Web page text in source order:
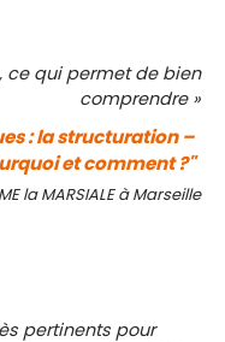
ce qui permet de bien
comprendre »
: la structuration –
et comment ?"
la MARSIALE à Marseille
pertinents pour